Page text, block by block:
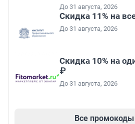
До 31 августа, 2026
Скидка 11% на
До 31 августа, 2026
Скидка 10% на
₽
До 31 августа, 2026
Все промокоды